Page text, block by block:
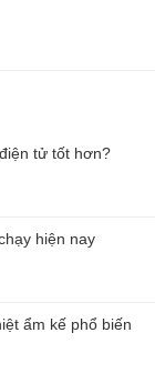
tử tốt hơn?
hiện nay
ẩm kế phổ biến